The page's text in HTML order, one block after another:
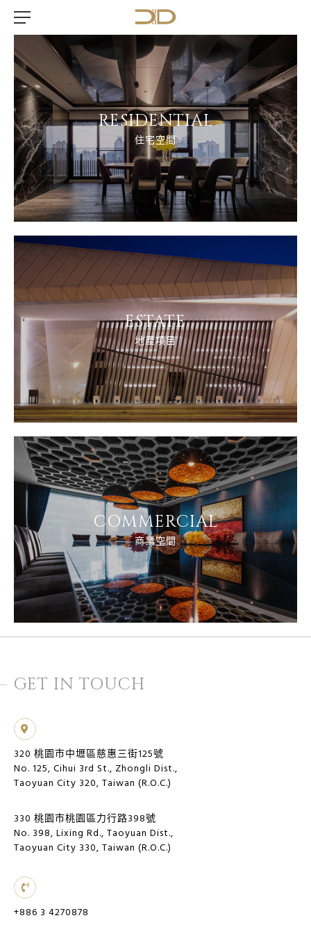
RESIDENTIAL
住宅空間
ESTATE
地產項目
COMMERCIAL
商業空間
GET IN TOUCH
320 桃園市中壢區慈惠三街125號
No. 125, Cihui 3rd St., Zhongli Dist.,
Taoyuan City 320, Taiwan (R.O.C.)
330 桃園市桃園區力行路398號
No. 398, Lixing Rd., Taoyuan Dist.,
Taoyuan City 330, Taiwan (R.O.C.)
+886 3 4270878